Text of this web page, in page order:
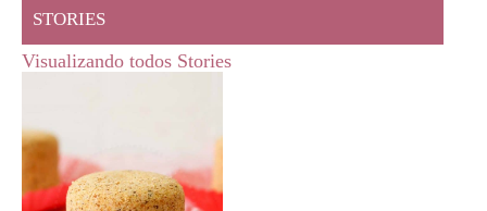
STORIES
Visualizando todos Stories